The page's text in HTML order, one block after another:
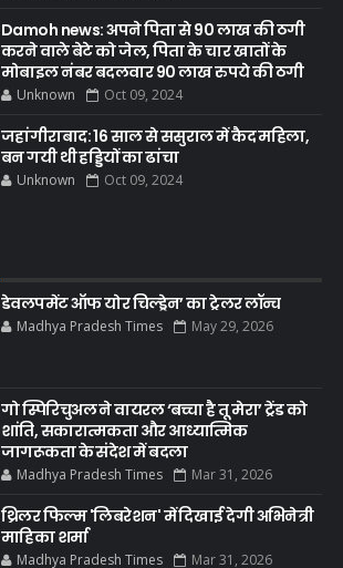
Damoh news: अपने पिता से 90 लाख की ठगी
करने वाले बेटे को जेल, पिता के चार खातों के
मोबाइल नंबर बदलवार 90 लाख रुपये की ठगी
Unknown Oct 09, 2024
जहांगीराबाद: 16 साल से ससुराल में कैद महिला,
बन गयी थी हड्डियों का ढांचा
Unknown Oct 09, 2024
डेवलपमेंट ऑफ योर चिल्ड्रेन’ का ट्रेलर लॉन्च
Madhya Pradesh Times May 29, 2026
गो स्पिरिचुअल ने वायरल ‘बच्चा है तू मेरा’ ट्रेंड को
शांति, सकारात्मकता और आध्यात्मिक
जागरूकता के संदेश में बदला
Madhya Pradesh Times Mar 31, 2026
थ्रिलर फिल्म 'लिबरेशन' में दिखाई देगी अभिनेत्री
माहिका शर्मा
Madhya Pradesh Times Mar 31, 2026